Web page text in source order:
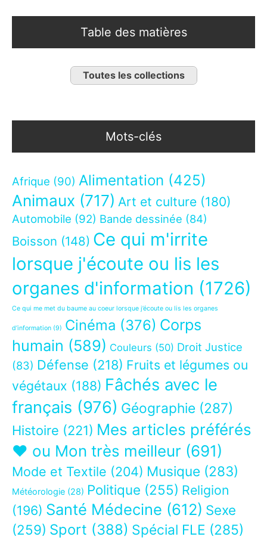
Table des matières
Toutes les collections
Mots-clés
Afrique (90) Alimentation (425)
Animaux (717) Art et culture (180)
Automobile (92) Bande dessinée (84)
Boisson (148) Ce qui m'irrite
lorsque j'écoute ou lis les
organes d'information (1726)
Ce qui me met du baume au coeur lorsque j’écoute ou lis les organes
d’information (9) Cinéma (376) Corps
humain (589) Couleurs (50) Droit Justice
(83) Défense (218) Fruits et légumes ou
végétaux (188) Fâchés avec le
français (976) Géographie (287)
Histoire (221) Mes articles préférés
❤ ou Mon très meilleur (691)
Mode et Textile (204) Musique (283)
Météorologie (28) Politique (255) Religion
(196) Santé Médecine (612) Sexe
(259) Sport (388) Spécial FLE (285)